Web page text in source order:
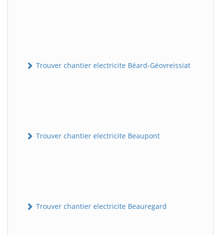
Trouver chantier electricite Béard-Géovreissiat
Trouver chantier electricite Beaupont
Trouver chantier electricite Beauregard